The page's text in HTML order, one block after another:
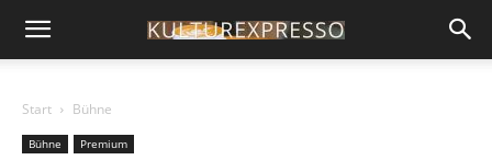
Start Bühne
Bühne Premium